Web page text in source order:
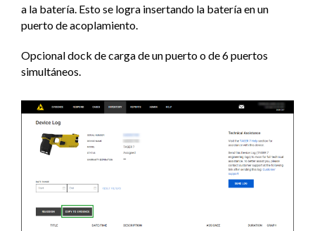
a la batería. Esto se logra insertando la batería en un
puerto de acoplamiento.
Opcional dock de carga de un puerto o de 6 puertos
simultáneos.